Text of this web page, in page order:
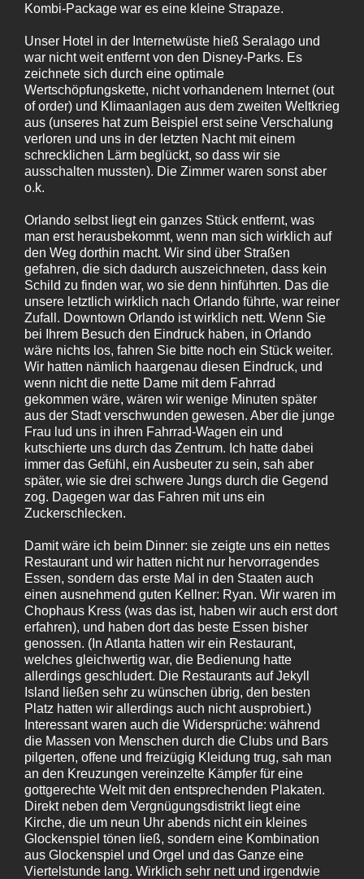
Kombi-Package war es eine kleine Strapaze.
Unser Hotel in der Internetwüste hieß Seralago und
war nicht weit entfernt von den Disney-Parks. Es
zeichnete sich durch eine optimale
Wertschöpfungskette, nicht vorhandenem Internet (out
of order) und Klimaanlagen aus dem zweiten Weltkrieg
aus (unseres hat zum Beispiel erst seine Verschalung
verloren und uns in der letzten Nacht mit einem
schrecklichen Lärm beglückt, so dass wir sie
ausschalten mussten). Die Zimmer waren sonst aber
o.k.
Orlando selbst liegt ein ganzes Stück entfernt, was
man erst herausbekommt, wenn man sich wirklich auf
den Weg dorthin macht. Wir sind über Straßen
gefahren, die sich dadurch auszeichneten, dass kein
Schild zu finden war, wo sie denn hinführten. Das die
unsere letztlich wirklich nach Orlando führte, war reiner
Zufall. Downtown Orlando ist wirklich nett. Wenn Sie
bei Ihrem Besuch den Eindruck haben, in Orlando
wäre nichts los, fahren Sie bitte noch ein Stück weiter.
Wir hatten nämlich haargenau diesen Eindruck, und
wenn nicht die nette Dame mit dem Fahrrad
gekommen wäre, wären wir wenige Minuten später
aus der Stadt verschwunden gewesen. Aber die junge
Frau lud uns in ihren Fahrrad-Wagen ein und
kutschierte uns durch das Zentrum. Ich hatte dabei
immer das Gefühl, ein Ausbeuter zu sein, sah aber
später, wie sie drei schwere Jungs durch die Gegend
zog. Dagegen war das Fahren mit uns ein
Zuckerschlecken.
Damit wäre ich beim Dinner: sie zeigte uns ein nettes
Restaurant und wir hatten nicht nur hervorragendes
Essen, sondern das erste Mal in den Staaten auch
einen ausnehmend guten Kellner: Ryan. Wir waren im
Chophaus Kress (was das ist, haben wir auch erst dort
erfahren), und haben dort das beste Essen bisher
genossen. (In Atlanta hatten wir ein Restaurant,
welches gleichwertig war, die Bedienung hatte
allerdings geschludert. Die Restaurants auf Jekyll
Island ließen sehr zu wünschen übrig, den besten
Platz hatten wir allerdings auch nicht ausprobiert.)
Interessant waren auch die Widersprüche: während
die Massen von Menschen durch die Clubs und Bars
pilgerten, offene und freizügig Kleidung trug, sah man
an den Kreuzungen vereinzelte Kämpfer für eine
gottgerechte Welt mit den entsprechenden Plakaten.
Direkt neben dem Vergnügungsdistrikt liegt eine
Kirche, die um neun Uhr abends nicht ein kleines
Glockenspiel tönen ließ, sondern eine Kombination
aus Glockenspiel und Orgel und das Ganze eine
Viertelstunde lang. Wirklich sehr nett und irgendwie